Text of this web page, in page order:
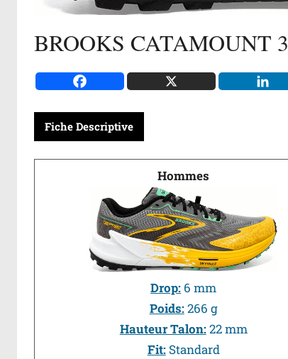
BROOKS CATAMOUNT 3
Fiche Descriptive
Hommes
Drop: 6 mm
Poids:266 g
Hauteur Talon:22 mm
Fit:Standard